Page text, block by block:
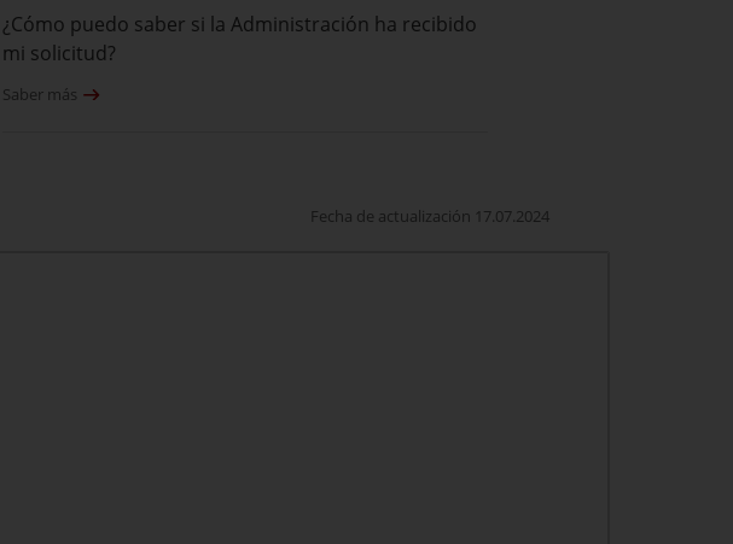
¿Cómo puedo saber si la Administración ha recibido
mi solicitud?
Saber más
Fecha de actualización 17.07.2024